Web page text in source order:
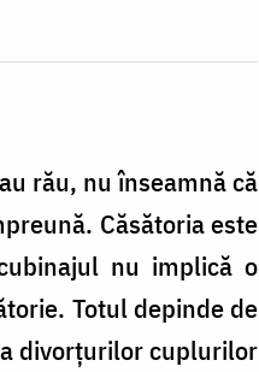
rău, nu înseamnă că
Căsătoria este
nu implică o
Totul depinde de
divorţurilor cuplurilor